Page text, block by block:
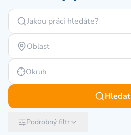
Oblast
Okruh
Hledat
Podrobný filtr